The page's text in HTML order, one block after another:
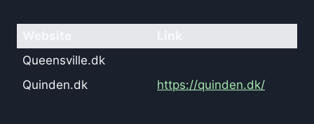
Queensville.dk
Quinden.dk
https://quinden.dk/